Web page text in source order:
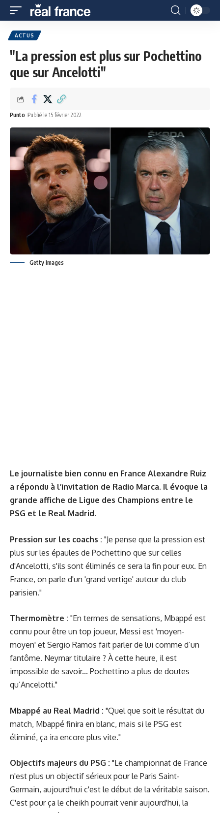
ACTUS
"La pression est plus sur Pochettino
que sur Ancelotti"
Punto Publié le 15 février 2022
Getty Images
Le journaliste bien connu en France Alexandre Ruiz
a répondu à l’invitation de Radio Marca. Il évoque la
grande affiche de Ligue des Champions entre le
PSG et le Real Madrid.
Pression sur les coachs : "Je pense que la pression est
plus sur les épaules de Pochettino que sur celles
d'Ancelotti, s'ils sont éliminés ce sera la fin pour eux. En
France, on parle d'un 'grand vertige' autour du club
parisien."
Thermomètre : "En termes de sensations, Mbappé est
connu pour être un top joueur, Messi est 'moyen-
moyen' et Sergio Ramos fait parler de lui comme d’un
fantôme. Neymar titulaire ? À cette heure, il est
impossible de savoir... Pochettino a plus de doutes
qu’Ancelotti."
Mbappé au Real Madrid : "Quel que soit le résultat du
match, Mbappé finira en blanc, mais si le PSG est
éliminé, ça ira encore plus vite."
Objectifs majeurs du PSG : "Le championnat de France
n'est plus un objectif sérieux pour le Paris Saint-
Germain, aujourd'hui c'est le début de la véritable saison.
C'est pour ça le cheikh pourrait venir aujourd'hui, la